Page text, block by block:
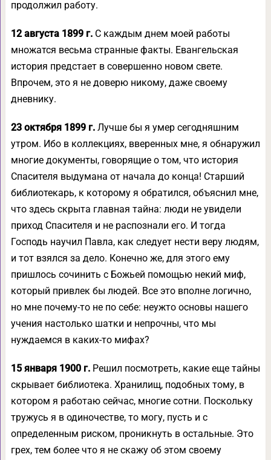
продолжил работу.
12 августа 1899 г.С каждым днем моей работы
множатся весьма странные факты. Евангельская
история предстает в совершенно новом свете.
Впрочем, это я не доверю никому, даже своему
дневнику.
23 октября 1899 г. Лучше бы я умер сегодняшним
утром. Ибо в коллекциях, вверенных мне, я обнаружил
многие документы, говорящие о том, что история
Спасителя выдумана от начала до конца! Старший
библиотекарь, к которому я обратился, объяснил мне,
что здесь скрыта главная тайна: люди не увидели
приход Спасителя и не распознали его. И тогда
Господь научил Павла, как следует нести веру людям,
и тот взялся за дело. Конечно же, для этого ему
пришлось сочинить с Божьей помощью некий миф,
который привлек бы людей. Все это вполне логично,
но мне почему-то не по себе: неужто основы нашего
учения настолько шатки и непрочны, что мы
нуждаемся в каких-то мифах?
15 января 1900 г.Решил посмотреть, какие еще тайны
скрывает библиотека. Хранилищ, подобных тому, в
котором я работаю сейчас, многие сотни. Поскольку
тружусь я в одиночестве, то могу, пусть и с
определенным риском, проникнуть в остальные. Это
грех, тем более что я не скажу об этом своему